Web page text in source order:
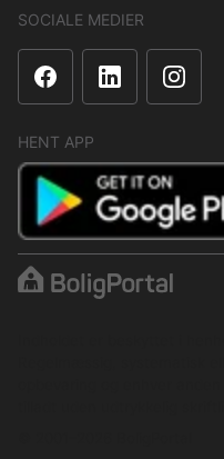
SOCIALE MEDIER
HENT APP